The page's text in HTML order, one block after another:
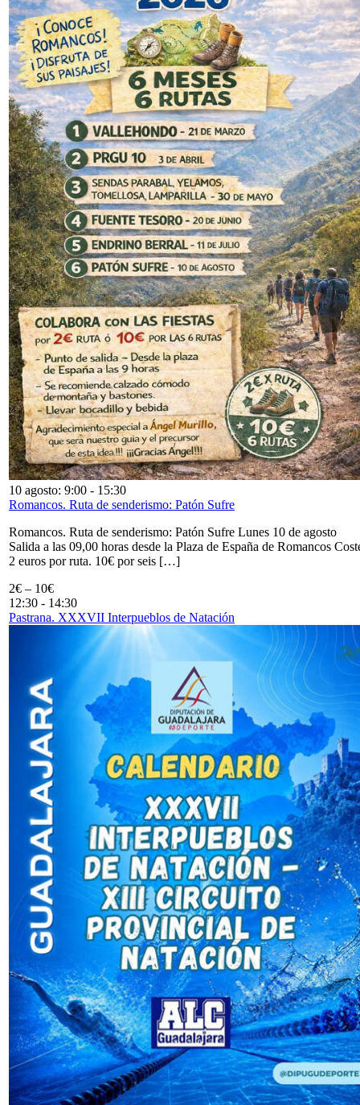
10 agosto: 9:00 - 15:30
Romancos. Ruta de senderismo: Patón Sufre
Romancos. Ruta de senderismo: Patón Sufre Lunes 10 de agosto
Salida a las 09,00 horas desde la Plaza de España de Romancos
2 euros por ruta. 10€ por seis […]
2€ – 10€
12:30 - 14:30
Pastrana. XXXVII Interpueblos de Natación